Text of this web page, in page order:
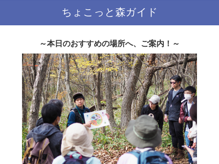
ちょこっと森ガイド
～本日のおすすめの場所へ、ご案内！～